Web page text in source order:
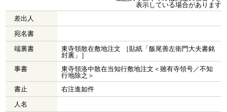
表示している場合があります
差出人
宛名書
端裏書
東寺領散在敷地注文 ［貼紙「飯尾善左衛門大夫書銘
封裏」］
事書
東寺領洛中散在当知行敷地注文＜雖有寺領号／不知
行地除之＞
書止
右注進如件
人名